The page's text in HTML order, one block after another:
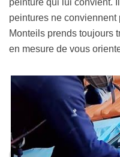
peinture qui lui convient.
peintures ne conviennent
Monteils prends toujours
en mesure de vous